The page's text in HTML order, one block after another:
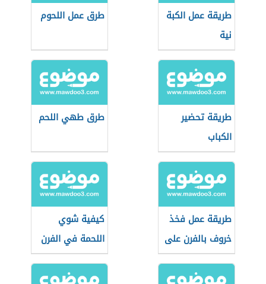
طريقة عمل الكبة
نية
طرق عمل اللحوم
طريقة تحضير
الكباب
طرق طهي اللحم
طريقة عمل فخذ
خروف بالفرن على
الطريقة اللبنانية
كيفية شوي
اللحمة في الفرن